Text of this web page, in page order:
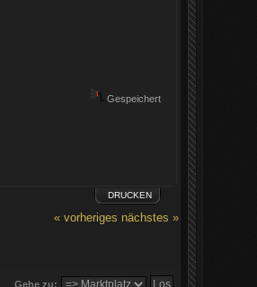
Gespeichert
DRUCKEN
« vorheriges nächstes »
Gehe zu: